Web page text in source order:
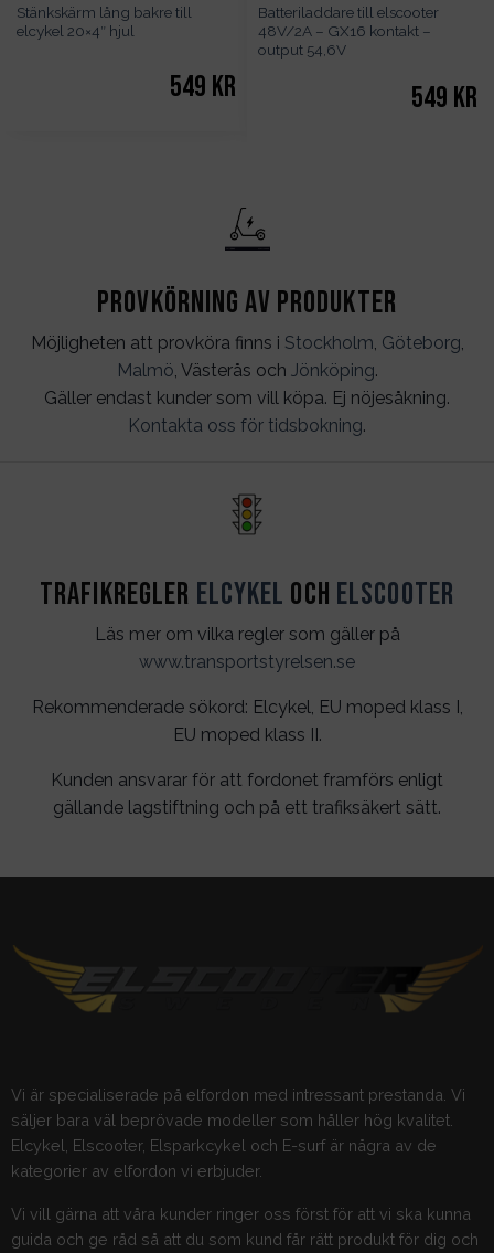
Stänkskärm lång bakre till
elcykel 20×4″ hjul
549 kr
Batteriladdare till elscooter
48V/2A – GX16 kontakt –
output 54,6V
549 kr
Provkörning av produkter
Möjligheten att provköra finns i Stockholm Göteborg
Malmö , Västerås och Jönköping.
Gäller endast kunder som vill köpa. Ej nöjesåkning.
Kontakta oss för tidsbokning.
Trafikregler Elcykel och Elscooter
Läs mer om vilka regler som gäller på
www.transportstyrelsen.se
Rekommenderade sökord: Elcykel, EU moped klass I,
EU moped klass II.
Kunden ansvarar för att fordonet framförs enligt
gällande lagstiftning och på ett trafiksäkert sätt.
Vi är specialiserade på elfordon med intressant prestanda. Vi
säljer bara väl beprövade modeller som håller hög kvalitet.
Elcykel, Elscooter, Elsparkcykel och E-surf är några av de
kategorier av elfordon vi erbjuder.
Vi vill gärna att våra kunder ringer oss först för att vi ska kunna
guida och ge råd så att du som kund får rätt produkt för dig och